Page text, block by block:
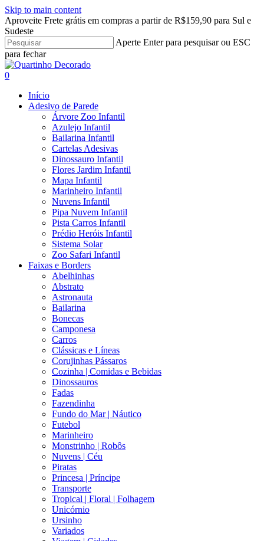
Skip to main content
Aproveite Frete grátis em compras a partir de R$159,90 para Sul e
Sudeste
Aperte Enter para pesquisar ou ESC
para fechar
Close
Search
search
account
0
Início
Adesivo de Parede
Árvore Zoo Infantil
Azulejo Infantil
Bailarina Infantil
Cartelas Adesivas
Dinossauro Infantil
Flores Jardim Infantil
Mapa Infantil
Marinheiro Infantil
Nuvens Infantil
Pipa Nuvem Infantil
Pista Carros Infantil
Prédio Heróis Infantil
Sistema Solar
Zoo Safari Infantil
Faixas e Borders
Abelhinhas
Abstrato
Astronauta
Bailarina
Bonecas
Camponesa
Carros
Clássicas e Líneas
Corujinhas Pássaros
Cozinha | Comidas e Bebidas
Dinossauros
Fadas
Fazendinha
Fundo do Mar | Náutico
Futebol
Marinheiro
Monstrinho | Robôs
Nuvens | Céu
Piratas
Princesa | Príncipe
Transporte
Tropical | Floral | Folhagem
Unicórnio
Ursinho
Variados